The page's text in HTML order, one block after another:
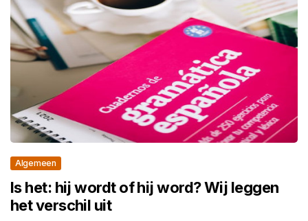
Algemeen
Is het: hij wordt of hij word? Wij leggen
het verschil uit